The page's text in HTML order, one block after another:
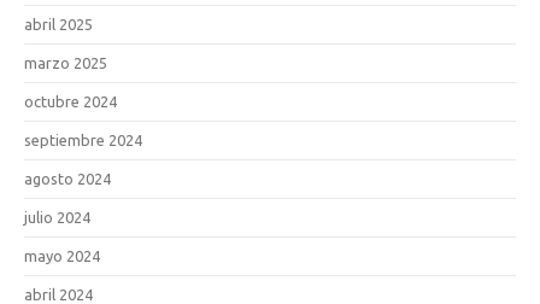
abril 2025
marzo 2025
octubre 2024
septiembre 2024
agosto 2024
julio 2024
mayo 2024
abril 2024